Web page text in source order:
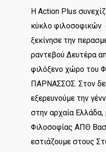
H Action Plus
κύκλο φιλοσοφικών
ξεκίνησε την
ραντεβού Δευτέρα
φιλόξενο χώρο του
ΠΑΡΝΑΣΣΟΣ. Στον
εξερευνούμε την
στην αρχαία
Φιλοσοφίας ΑΠΘ
εστιάζουμε στους